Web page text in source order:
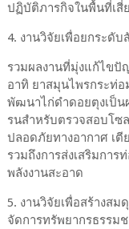
ปฏิบัติภารกิจในพื้นที่เสี่
4. งานวิจัยเพื่อยกระดับ
รวมผลงานที่มุ่งแก้ไข
อาทิ ยาสมุนไพรกระท่
พัฒนาไก่ดำดอยตุงเป็
รนสำหรับตรวจสอบโซ
ปลอดภัยทางอากาศ เ
รวมถึงการส่งเสริมกา
พลังงานสะอาด
5. งานวิจัยเพื่อสร้างส
จัดการทรัพยากรธรรม